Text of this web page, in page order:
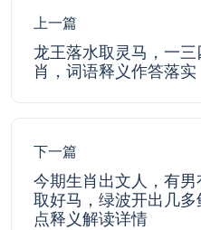
上一篇
龙王落水取灵马，一
肖，词语释义作答落实
下一篇
今期生肖出文人，有
取好马，绿波开出几
点释义解读详情